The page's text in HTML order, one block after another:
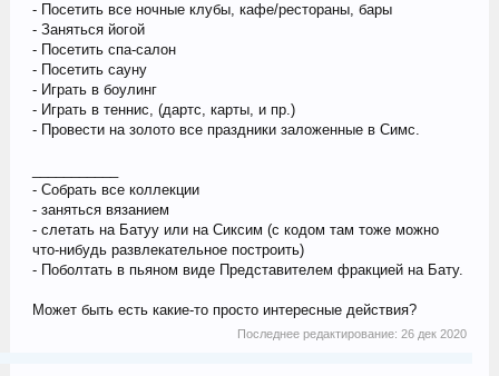
- Посетить все ночные клубы, кафе/рестораны, бары
- Заняться йогой
- Посетить спа-салон
- Посетить сауну
- Играть в боулинг
- Играть в теннис, (дартс, карты, и пр.)
- Провести на золото все праздники заложенные в Симс.
- Собрать все коллекции
- заняться вязанием
- слетать на Батуу или на Сиксим (с кодом там тоже можно
что-нибудь развлекательное построить)
- Поболтать в пьяном виде Представителем фракцией на Бату.
Может быть есть какие-то просто интересные действия?
Последнее редактирование:26 дек 2020